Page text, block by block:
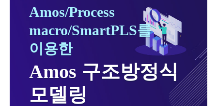
Amos/Process
macro/SmartPLS를
이용한
Amos 구조방정식
모델링